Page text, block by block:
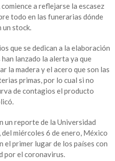
a reflejarse la escasez
todo en las funerarias dónde
un stock.
que se dedican a la elaboración
lanzado la alerta ya que
la madera y el acero que son las
primas, por lo cual si no
de contagios el producto
un reporte de la Universidad
del miércoles 6 de enero, México
el primer lugar de los países con
por el coronavirus.